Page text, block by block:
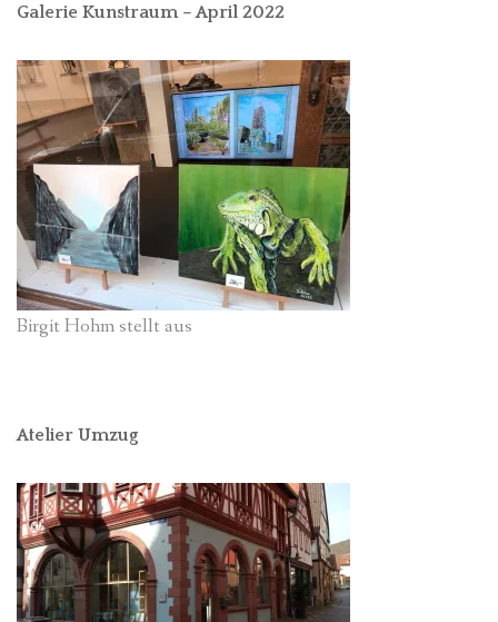
Galerie Kunstraum – April 2022
Birgit Hohm stellt aus
Atelier Umzug